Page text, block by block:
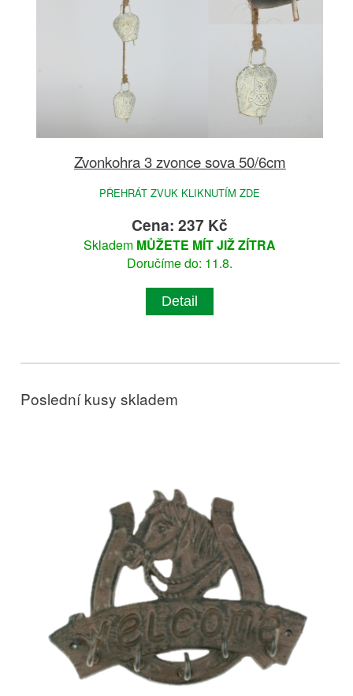
Zvonkohra 3 zvonce sova 50/6cm
PŘEHRÁT ZVUK KLIKNUTÍM ZDE
Cena: 237 Kč
Skladem MŮŽETE MÍT JIŽ ZÍTRA
Doručíme do: 11.8.
Detail
Poslední kusy skladem